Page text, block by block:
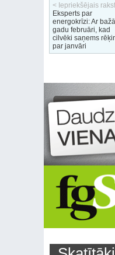
< Iepriekšējais
Eksperts par
energokrīzi: Ar
gadu februāri, kad
cilvēki saņems
par janvāri